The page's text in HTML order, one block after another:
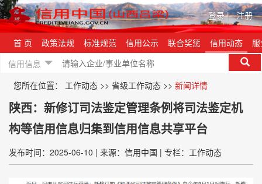
登录| 注册
首 页 政策法规 标准规范 信用公示 联合奖惩 信用动态
信用信息
您所在位置： 工作动态 >> 省级工作动态 >> 新闻详情
陕西：新修订司法鉴定管理条例将司法鉴定机
构等信用信息归集到信用信息共享平台
发布时间：2025-06-10 | 来源：信用中国 | 专栏：工作动态